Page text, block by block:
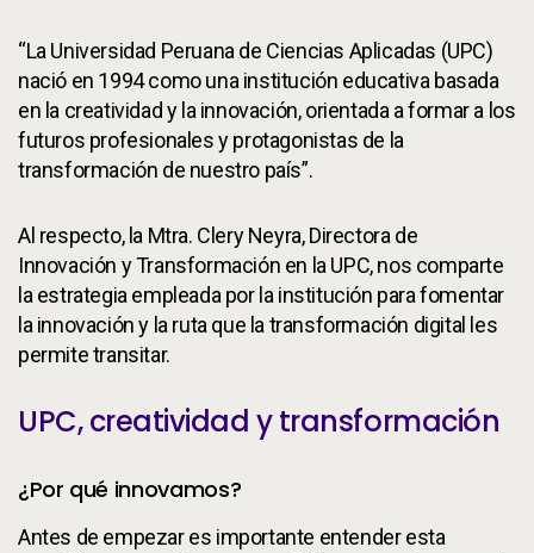
“La Universidad Peruana de Ciencias Aplicadas (UPC)
nació en 1994 como una institución educativa basada
en la creatividad y la innovación, orientada a formar a los
futuros profesionales y protagonistas de la
transformación de nuestro país”.
Al respecto, la Mtra. Clery Neyra, Directora de
Innovación y Transformación en la UPC, nos comparte
la estrategia empleada por la institución para fomentar
la innovación y la ruta que la transformación digital les
permite transitar.
UPC, creatividad y transformación
¿Por qué innovamos?
Antes de empezar es importante entender esta